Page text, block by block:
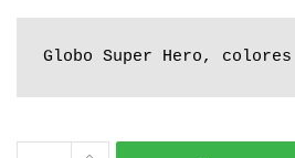
Globo Super Hero,